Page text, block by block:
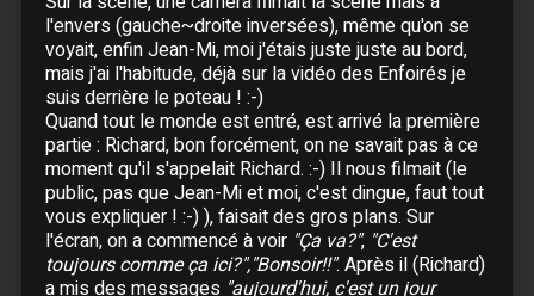
21 Octobre : Rennes- Liberté
22 Octobre : Nantes- Beaulieu
23 Octobre :Nantes- Beaulieu
24 Octobre : Nantes - Beaulieu
Novembre
04 Novembre : Bordeaux- Patinoire Mériadeck
06 Novembre :Bordeaux- Patinoire Mériadeck
07 Novembre : Bordeaux- Patinoire Mériadeck
l'envers (gauche~droite inversées), même qu'on se
voyait, enfin Jean-Mi, moi j'étais juste juste au bord,
mais j'ai l'habitude, déjà sur la vidéo des Enfoirés je
suis derrière le poteau ! :-)
Quand tout le monde est entré, est arrivé la première
partie : Richard, bon forcément, on ne savait pas à ce
moment qu'il s'appelait Richard. :-) Il nous filmait (le
public, pas que Jean-Mi et moi, c'est dingue, faut tout
vous expliquer ! :-) ), faisait des gros plans. Sur
l'écran, on a commencé à voir "Ça va?", "C'est
toujours comme ça ici?","Bonsoir!!". Après il (Richard)
a mis des messages "aujourd'hui, c'est un jour